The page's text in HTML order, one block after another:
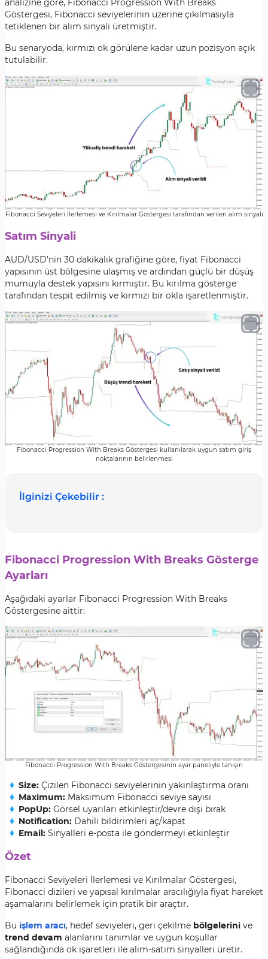
analizine göre, Fibonacci Progression With Breaks
Göstergesi, Fibonacci seviyelerinin üzerine çıkılmasıyla
tetiklenen bir alım sinyali üretmiştir.
Bu senaryoda, kırmızı ok görülene kadar uzun pozisyon açık
tutulabilir.
Fibonacci Seviyeleri İlerlemesi ve Kırılmalar Göstergesi tarafından verilen alım sinyali
Satım Sinyali
AUD/USD’nin 30 dakikalık grafiğine göre, fiyat Fibonacci
yapısının üst bölgesine ulaşmış ve ardından güçlü bir düşüş
mumuyla destek yapısını kırmıştır. Bu kırılma gösterge
tarafından tespit edilmiş ve kırmızı bir okla işaretlenmiştir.
Fibonacci Progression With Breaks Göstergesi kullanılarak uygun satım giriş
noktalarının belirlenmesi
İlginizi Çekebilir :
Fibonacci Progression With Breaks Gösterge
Ayarları
Aşağıdaki ayarlar Fibonacci Progression With Breaks
Göstergesine aittir:
Fibonacci Progression With Breaks Göstergesinin ayar paneliyle tanışın
Size: Çizilen Fibonacci seviyelerinin yakınlaştırma oranı
Maximum: Maksimum Fibonacci seviye sayısı
PopUp: Görsel uyarıları etkinleştir/devre dışı bırak
Notification: Dahili bildirimleri aç/kapat
Email: Sinyalleri e-posta ile göndermeyi etkinleştir
Özet
Fibonacci Seviyeleri İlerlemesi ve Kırılmalar Göstergesi,
Fibonacci dizileri ve yapısal kırılmalar aracılığıyla fiyat hareket
aşamalarını belirlemek için pratik bir araçtır.
Bu işlem aracı, hedef seviyeleri, geri çekilme bölgelerini ve
trend devam alanlarını tanımlar ve uygun koşullar
sağlandığında ok işaretleri ile alım-satım sinyalleri üretir.